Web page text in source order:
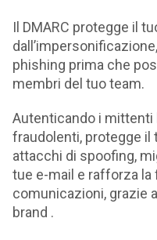
Il DMARC protegge il
phishing prima che
membri del tuo team.
Autenticando i
fraudolenti, protegge il
attacchi di spoofing,
tue e-mail e rafforza la
comunicazioni, grazie
brand .